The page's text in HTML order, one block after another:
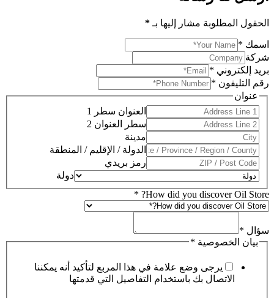
الحقول المطلوبة مشار إليها بـ *
اسمك *
شركة
بريد إلكتروني *
رقم التليفون *
عنوان
العنوان سطر 1
سطر العنوان 2
مدينة
الدولة / الإقليم / المنطقة
رمز بريدي
دولة
How did you discover Oil Store?
*
سؤال *
بيان الخصوصية *
يرجى وضع علامة في هذا المربع لتأكيد أنه يمكننا
الاتصال بك باستخدام التفاصيل التي قدمتها